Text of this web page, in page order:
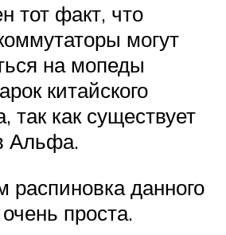
тот факт, что
могут
на мопеды
китайского
так как существует
Альфа.
данного
проста.